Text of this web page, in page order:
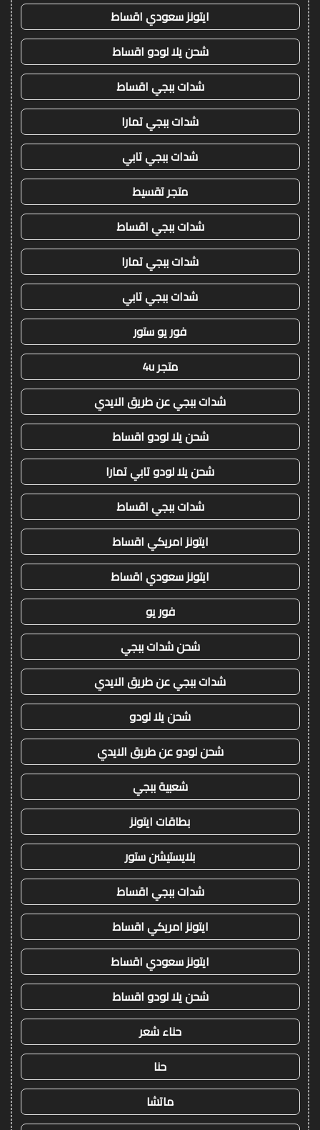
ايتونز سعودي اقساط
شحن يلا لودو اقساط
شدات ببجي اقساط
شدات ببجي تمارا
شدات ببجي تابي
متجر تقسيط
شدات ببجي اقساط
شدات ببجي تمارا
شدات ببجي تابي
فور يو ستور
متجر 4u
شدات ببجي عن طريق الايدي
شحن يلا لودو اقساط
شحن يلا لودو تابي تمارا
شدات ببجي اقساط
ايتونز امريكي اقساط
ايتونز سعودي اقساط
فور يو
شحن شدات ببجي
شدات ببجي عن طريق الايدي
شحن يلا لودو
شحن لودو عن طريق الايدي
شعبية ببجي
بطاقات ايتونز
بلايستيشن ستور
شدات ببجي اقساط
ايتونز امريكي اقساط
ايتونز سعودي اقساط
شحن يلا لودو اقساط
حناء شعر
حنا
ماتشا